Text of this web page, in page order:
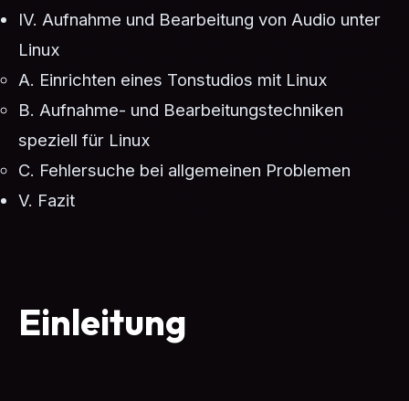
IV. Aufnahme und Bearbeitung von Audio unter
Linux
A. Einrichten eines Tonstudios mit Linux
B. Aufnahme- und Bearbeitungstechniken
speziell für Linux
C. Fehlersuche bei allgemeinen Problemen
V. Fazit
Einleitung